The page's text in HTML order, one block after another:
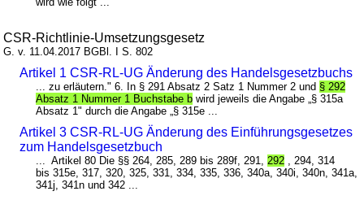
CSR-Richtlinie-Umsetzungsgesetz
G. v. 11.04.2017 BGBl. I S. 802
Artikel 1 CSR-RL-UG Änderung des Handelsgesetzbuchs
... zu erläutern." 6. In § 291 Absatz 2 Satz 1 Nummer 2 und § 292
Absatz 1 Nummer 1 Buchstabe b wird jeweils die Angabe „§ 315a
Absatz 1" durch die Angabe „§ 315e ...
Artikel 3 CSR-RL-UG Änderung des Einführungsgesetzes
zum Handelsgesetzbuch
... Artikel 80 Die §§ 264, 285, 289 bis 289f, 291,292 , 294, 314
bis 315e, 317, 320, 325, 331, 334, 335, 336, 340a, 340i, 340n, 341a,
341j, 341n und 342 ...